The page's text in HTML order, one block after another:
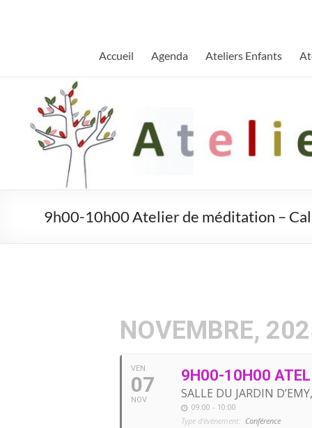
Accueil
Agenda Ateliers Enfants
9h00-10h00 Atelier de méditation –
NOVEMBRE,
VEN
07
NOV
9H00-10H00
SALLE DU JARDIN
09:00 - 10:00
Type d'événement: Conférence